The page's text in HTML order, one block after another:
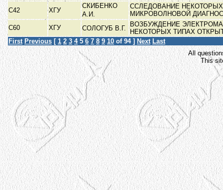
С42
ХГУ
СКИБЕНКО
А.И.
ССЛЕДОВАНИЕ
МИКРОВОЛНОВОЙ
С60
ХГУ СОЛОГУБ В.Г.
ВОЗБУЖДЕНИЕ
НЕКОТОРЫХ ТИПАХ
First Previous [ 1 2 3 4 5 6 7 8 9 10 of 94 ] Next Last
All
This